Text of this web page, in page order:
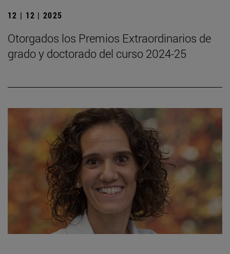
12 | 12 | 2025
Otorgados los Premios Extraordinarios de
grado y doctorado del curso 2024-25